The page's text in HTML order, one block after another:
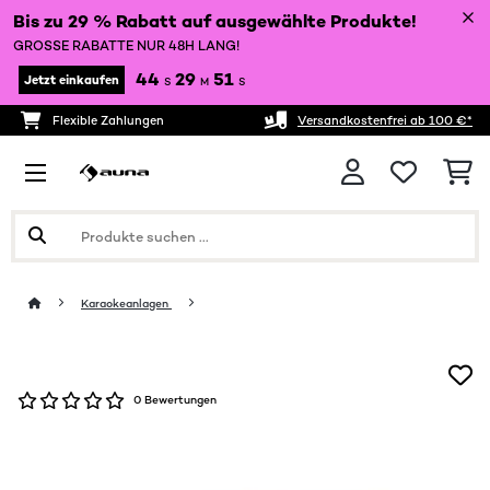
Bis zu 29 % Rabatt auf ausgewählte Produkte!
GROSSE RABATTE NUR 48H LANG!
Jetzt einkaufen 44 S 29 M 49 S
Flexible Zahlungen Versandkostenfrei ab 100 €*
Karaokeanlagen
0 Bewertungen